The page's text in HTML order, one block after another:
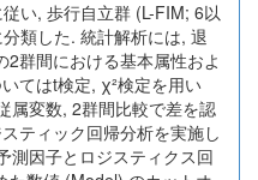
い, 歩行自立群 (L-FIM; 6以
類した. 統計解析には, 退
群間における基本属性およ
てはt検定, χ²検定を用い
属変数, 2群間比較で差を認
ティック回帰分析を実施し
測因子とロジスティクス回